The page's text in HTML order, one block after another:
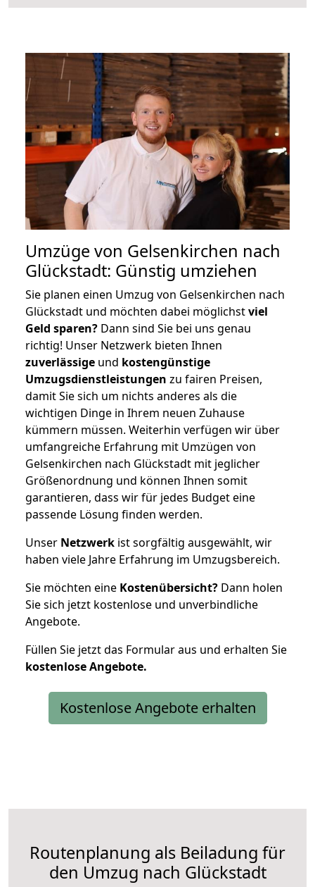
Umzüge von Gelsenkirchen nach
Glückstadt: Günstig umziehen
Sie planen einen Umzug von Gelsenkirchen nach
Glückstadt und möchten dabei möglichstviel
Geld sparen? Dann sind Sie bei uns genau
richtig! Unser Netzwerk bieten Ihnen
zuverlässige und kostengünstige
Umzugsdienstleistungen zu fairen Preisen,
damit Sie sich um nichts anderes als die
wichtigen Dinge in Ihrem neuen Zuhause
kümmern müssen. Weiterhin verfügen wir über
umfangreiche Erfahrung mit Umzügen von
Gelsenkirchen nach Glückstadt mit jeglicher
Größenordnung und können Ihnen somit
garantieren, dass wir für jedes Budget eine
passende Lösung finden werden.
Unser Netzwerk ist sorgfältig ausgewählt, wir
haben viele Jahre Erfahrung im Umzugsbereich.
Sie möchten eine Kostenübersicht? Dann holen
Sie sich jetzt kostenlose und unverbindliche
Angebote.
Füllen Sie jetzt das Formular aus und erhalten Sie
kostenloseAngebote.
Kostenlose Angebote erhalten
Routenplanung als Beiladung für
den Umzug nach Glückstadt